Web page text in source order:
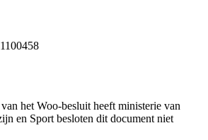
het Woo-besluit heeft ministerie van
en Sport besloten dit document niet